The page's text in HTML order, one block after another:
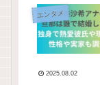
エンタメ
2025.08.02